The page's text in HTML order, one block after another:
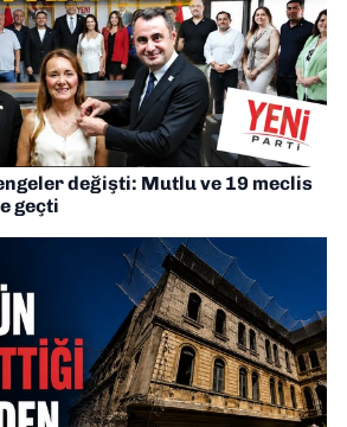
değişti: Mutlu ve 19 meclis
geçti